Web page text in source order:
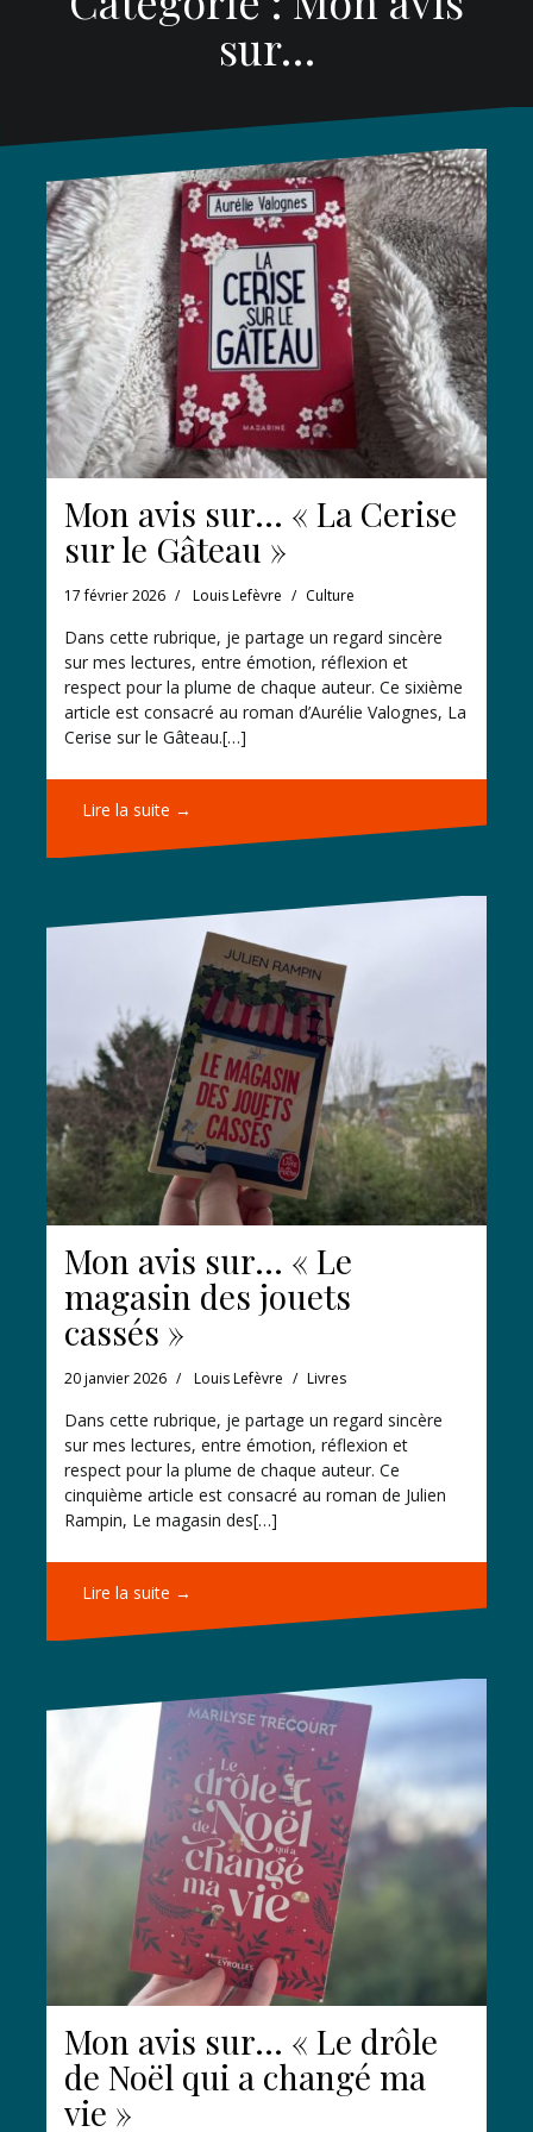
sur…
Mon avis sur… « La Cerise
sur le Gâteau »
17 février 2026 Louis Lefèvre Culture
Dans cette rubrique, je partage un regard sincère
sur mes lectures, entre émotion, réflexion et
respect pour la plume de chaque auteur. Ce sixième
article est consacré au roman d’Aurélie Valognes, La
Cerise sur le Gâteau.[…]
Lire la suite →
Mon avis sur… « Le
magasin des jouets
cassés »
20 janvier 2026 Louis Lefèvre Livres
Dans cette rubrique, je partage un regard sincère
sur mes lectures, entre émotion, réflexion et
respect pour la plume de chaque auteur. Ce
cinquième article est consacré au roman de Julien
Rampin, Le magasin des[…]
Lire la suite →
Mon avis sur… « Le drôle
de Noël qui a changé ma
vie »